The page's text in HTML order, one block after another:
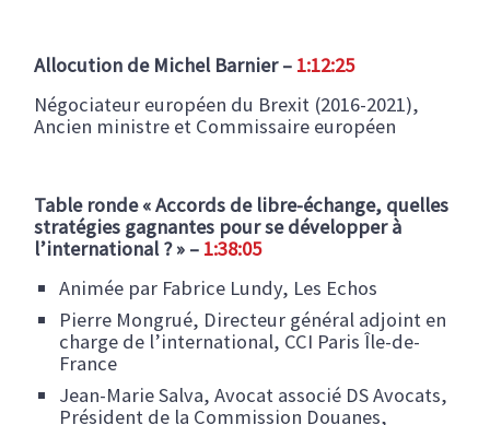
Allocution de Michel Barnier – 1:12:25
Négociateur européen du Brexit (2016-2021)​,
Ancien ministre et Commissaire européen​
Table ronde « Accords de libre-échange, quelles
stratégies gagnantes pour se développer à
l’international ?​ » – 1:38:05
Animée par Fabrice Lundy, Les Echos ​
Pierre Mongrué, Directeur général adjoint en
charge de l’international, CCI Paris Île-de-
France
Jean-Marie Salva, Avocat associé DS Avocats,
Président de la Commission Douanes,